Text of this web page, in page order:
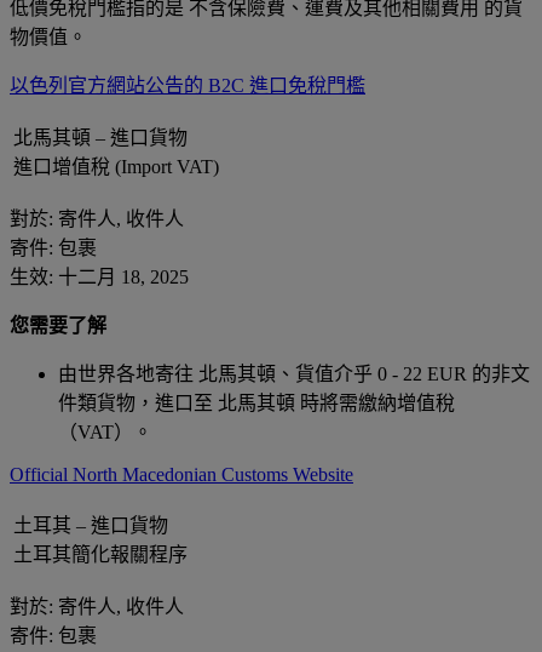
低價免稅門檻指的是 不含保險費、運費及其他相關費用 的貨
物價值。
以色列官方網站公告的 B2C 進口免稅門檻
北馬其頓 – 進口貨物
進口增值稅 (Import VAT)
對於: 寄件人, 收件人
寄件: 包裹
生效: 十二月 18, 2025
您需要了解
由世界各地寄往 北馬其頓、貨值介乎 0 - 22 EUR 的非文
件類貨物，進口至 北馬其頓 時將需繳納增值稅
（VAT）。
Official North Macedonian Customs Website
土耳其 – 進口貨物
土耳其簡化報關程序
對於: 寄件人, 收件人
寄件: 包裹